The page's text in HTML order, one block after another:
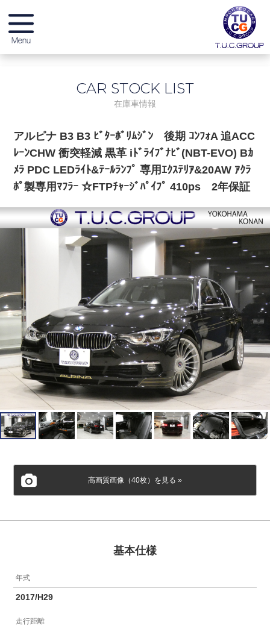
無料保証 & サービス
店舗紹介
スタッフブログ
納車ブログ
リクルート
個人情報保護方針
CAR STOCK LIST
在庫車情報
アルピナ B3 B3 ﾋﾞﾀｰﾎﾞﾘﾑｼﾞﾝ 後期 ｺﾝﾌｫA 追ACC
ﾚｰﾝCHW 衝突軽減 黒革 iﾄﾞﾗｲﾌﾞﾅﾋﾞ(NBT-EVO) Bｶ
ﾒﾗ PDC LEDﾗｲﾄ&ﾃｰﾙﾗﾝﾌﾟ 専用ｴｸｽﾃﾘｱ&20AW ｱｸﾗ
ﾎﾟ製専用ﾏﾌﾗｰ ☆FTPﾁｬｰｼﾞﾊﾟｲﾌﾟ 410ps 2年保証
高画質画像（40枚）を見る »
基本仕様
年式
2017/H29
走行距離